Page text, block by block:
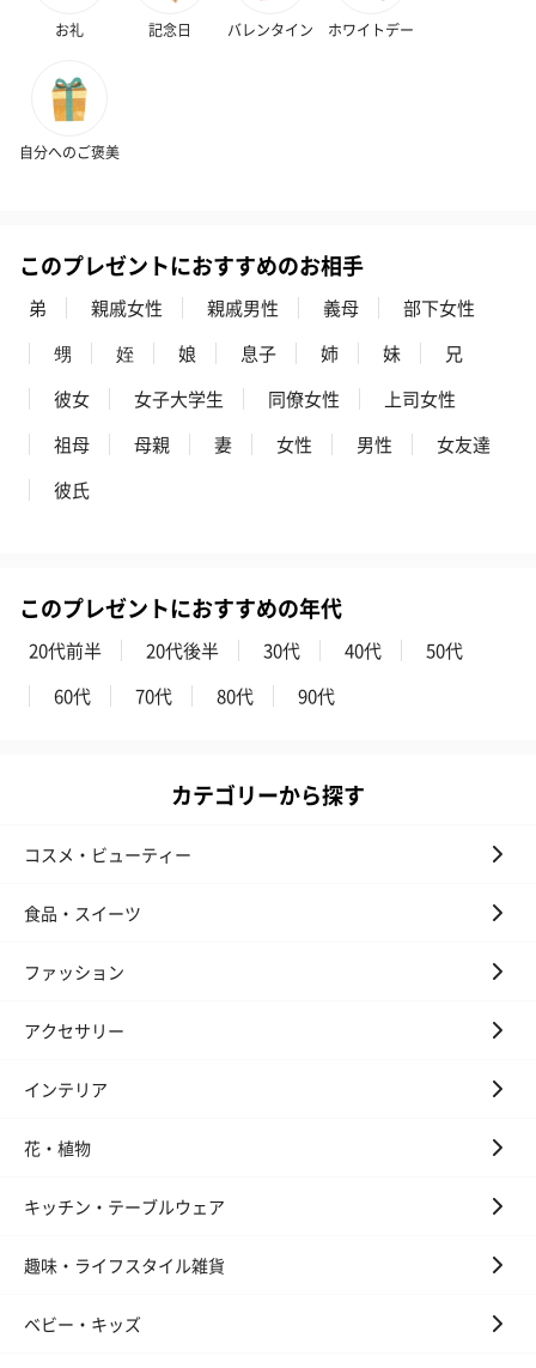
リラックスグッズ
リラックスグッズを同梱してお届けします。
かき氷入浴剤4点セット
（ブルー）（748円）
かき氷入浴剤4点セット
（イエロー）（748円）
バスフラワー
円）
ンク）（1,760円）
ワイト）（
キャンドル・お香
ンセンススティック
ンセンススティック
（GRAPE
お礼 記念日 バレンタイン ホワイトデー
自分へのご褒美
このプレゼントにおすすめのお相手
弟 親戚女性 親戚男性 義母
部下女性
甥
姪 娘 息子 姉 妹
兄
彼女
女子大学生 同僚女性
上司女性
祖母
母親 妻 女性 男性
女友達
彼氏
このプレゼントにおすすめの年代
20代前半 20代後半 30代 40代
50代
60代
70代 80代 90代
カテゴリーから探す
コスメ・ビューティー
食品・スイーツ
ファッション
アクセサリー
インテリア
花・植物
キッチン・テーブルウェア
趣味・ライフスタイル雑貨
ベビー・キッズ